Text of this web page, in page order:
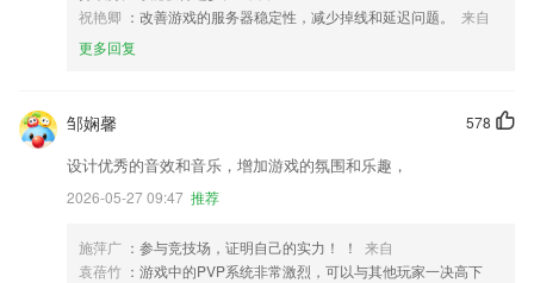
祝艳卿 ：改善游戏的服务器稳定性，减少掉线和延迟问题。
来自
更多回复
578
邹娴馨
设计优秀的音效和音乐，增加游戏的氛围和乐趣，
2026-05-27 09:47 推荐
施萍广 ：参与竞技场，证明自己的实力！ ！
来自
袁蓓竹 ：游戏中的PVP系统非常激烈，可以与其他玩家一决高下